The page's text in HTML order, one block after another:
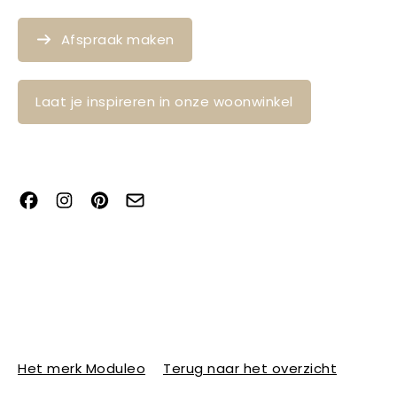
Afspraak maken
Laat je inspireren in onze woonwinkel
Het merk Moduleo Terug naar het overzicht